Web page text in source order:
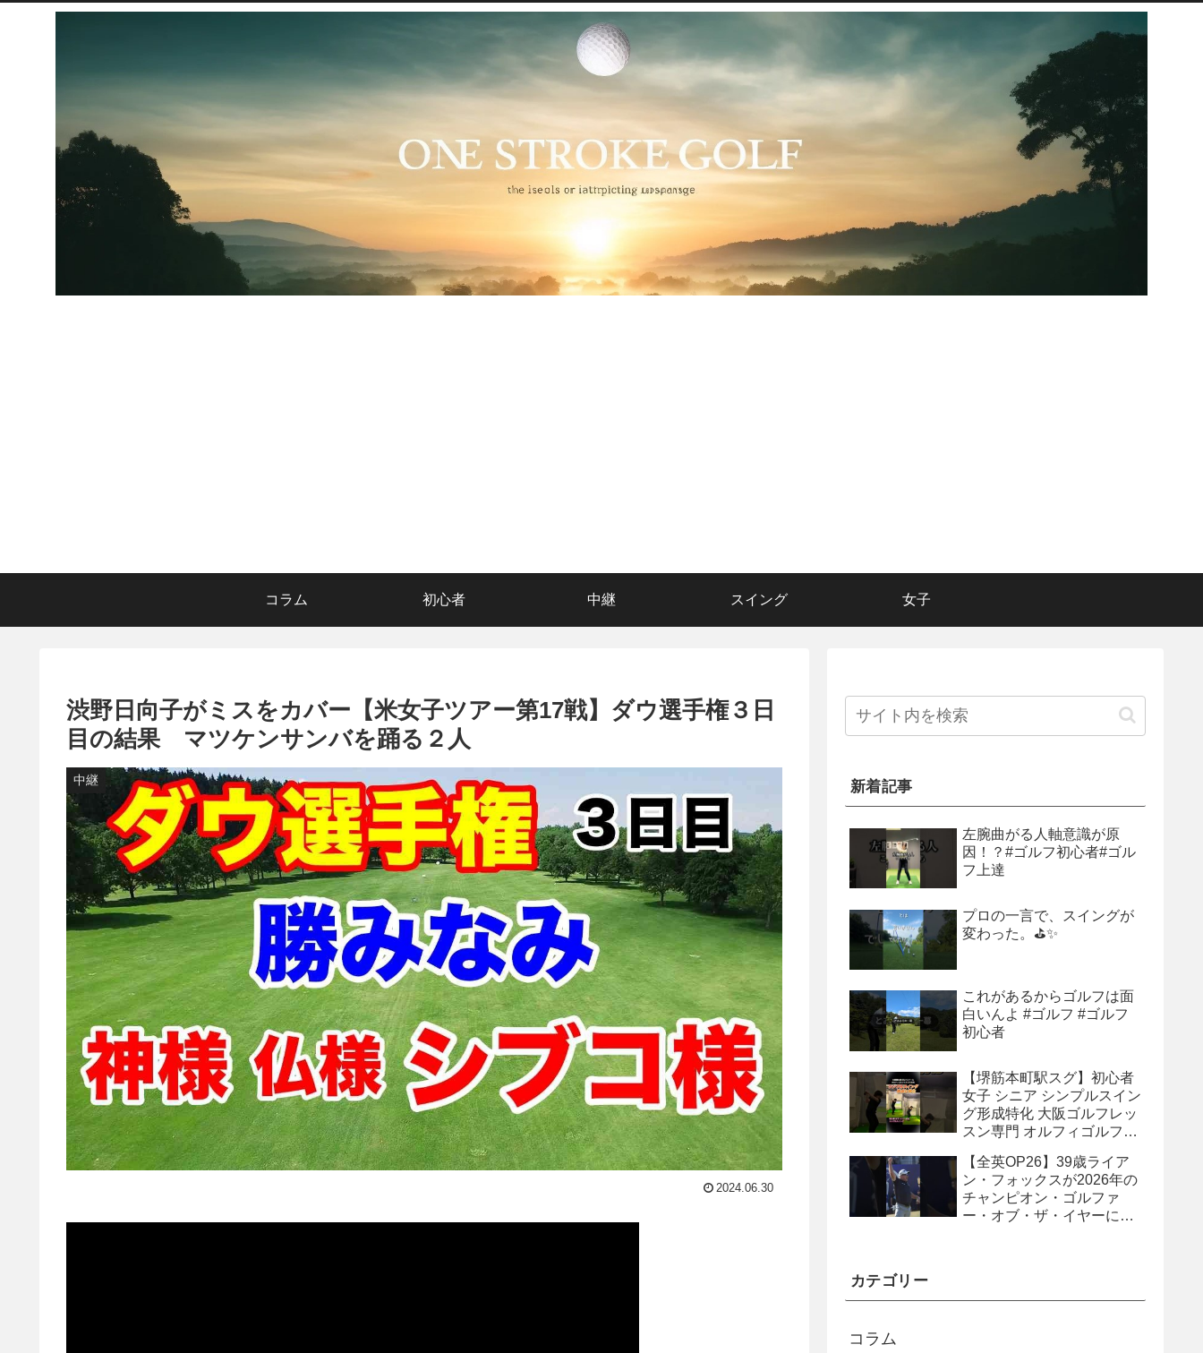
コラム 初心者 中継 スイング 女子
渋野日向子がミスをカバー【米女子ツアー第17戦】ダウ選手権３日
目の結果 マツケンサンバを踊る２人
中継
2024.06.30
新着記事
左腕曲がる人軸意識が原
因！？#ゴルフ初心者#ゴル
フ上達
プロの一言で、スイングが
変わった。⛳✨
これがあるからゴルフは面
白いんよ #ゴルフ #ゴルフ
初心者
【堺筋本町駅スグ】初心者
女子 シニア シンプルスイン
グ形成特化 大阪ゴルフレッ
スン専門 オルフィゴルフス
付中 #ゴルフレッスン #ゴ
ルフスクール #ゴルフスイ
ング
【全英OP26】39歳ライア
ン・フォックスが2026年の
チャンピオン・ゴルファ
ー・オブ・ザ・イヤーに
カテゴリー
コラム